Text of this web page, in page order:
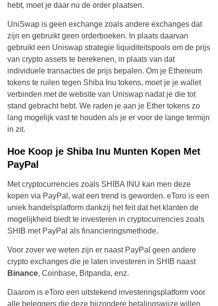
hebt, moet je daar nu de order plaatsen.
UniSwap is geen exchange zoals andere exchanges dat
zijn en gebruikt geen orderboeken. In plaats daarvan
gebruikt een Uniswap strategie liquiditeitspools om de prijs
van crypto assets te berekenen, in plaats van dat
individuele transacties de prijs bepalen. Om je Ethereum
tokens te ruilen tegen Shiba Inu tokens, moet je je wallet
verbinden met de website van Uniswap nadat je die tot
stand gebracht hebt. We raden je aan je Ether tokens zo
lang mogelijk vast te houden als je er voor de lange termijn
in zit.
Hoe Koop je Shiba Inu Munten Kopen Met
PayPal
Met cryptocurrencies zoals SHIBA INU kan men deze
kopen via PayPal, wat een trend is geworden. eToro is een
uniek handelsplatform dankzij het feit dat het klanten de
mogelijkheid biedt te investeren in cryptocurrencies zoals
SHIB met PayPal als financieringsmethode.
Voor zover we weten zijn er naast PayPal geen andere
crypto exchanges die je laten investeren in SHIB naast
Binance, Coinbase, Bitpanda, enz.
Daarom is eToro een uitstekend investeringsplatform voor
alle beleggers die deze bijzondere betalingswijze willen